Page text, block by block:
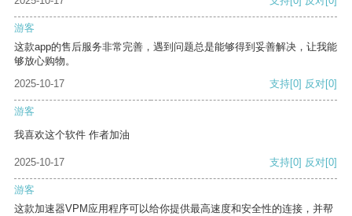
游客
这款app的售后服务非常完善，遇到问题总是能够得到妥善解决，让我能
够放心购物。
2025-10-17
支持[0] 反对[0]
游客
我喜欢这个软件 作者加油
2025-10-17 支持[0] 反对[0]
游客
这款加速器VPM应用程序可以给你提供最高速度和安全性的连接，并帮